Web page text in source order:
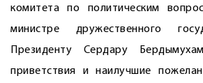
комитета по политическим
министре дружественного
Президенту Сердару
приветствия и наилучшие